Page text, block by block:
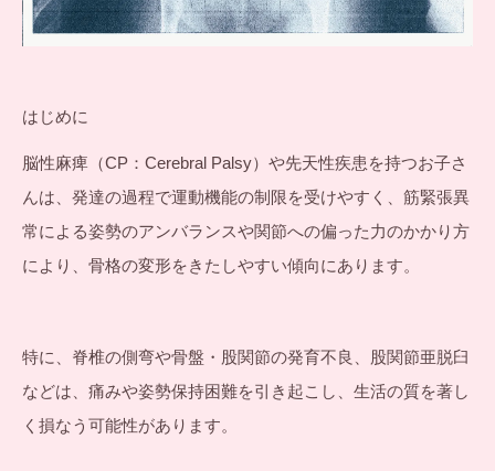
はじめに
脳性麻痺（CP：Cerebral Palsy）や先天性疾患を持つお子さ
んは、発達の過程で運動機能の制限を受けやすく、筋緊張異
常による姿勢のアンバランスや関節への偏った力のかかり方
により、骨格の変形をきたしやすい傾向にあります。
特に、脊椎の側弯や骨盤・股関節の発育不良、股関節亜脱臼
などは、痛みや姿勢保持困難を引き起こし、生活の質を著し
く損なう可能性があります。